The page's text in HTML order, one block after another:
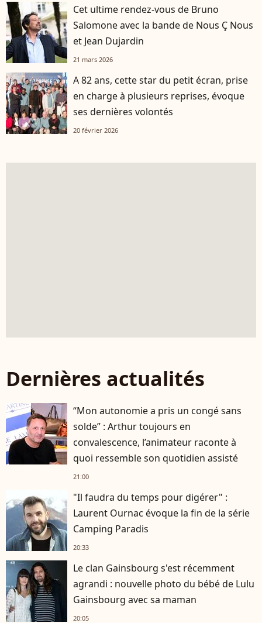
Cet ultime rendez-vous de Bruno
Salomone avec la bande de Nous Ç Nous
et Jean Dujardin
21 mars 2026
A 82 ans, cette star du petit écran, prise
en charge à plusieurs reprises, évoque
ses dernières volontés
20 février 2026
Dernières actualités
“Mon autonomie a pris un congé sans
solde” : Arthur toujours en
convalescence, l’animateur raconte à
quoi ressemble son quotidien assisté
21:00
"Il faudra du temps pour digérer" :
Laurent Ournac évoque la fin de la série
Camping Paradis
20:33
Le clan Gainsbourg s'est récemment
agrandi : nouvelle photo du bébé de Lulu
Gainsbourg avec sa maman
20:05